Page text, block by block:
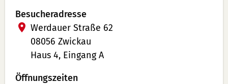
Besucheradresse
Werdauer Straße 62
08056 Zwickau
Haus 4, Eingang A
Öffnungszeiten